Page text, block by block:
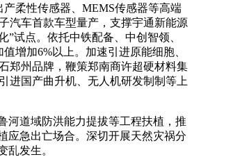
柔性传感器、MEMS传感器等高端
汽车首款车型量产，支撑宇通新能源
试点。依托中铁配备、中创智领、
增加6%以上。加速引进原能细胞、
郑州品牌，鞭策郑南商许超硬材料集
进国产曲升机、无人机研发制制等上
道域防洪能力提拔等工程扶植，推
应急出亡场合。深切开展天然灾祸分
乱发生。